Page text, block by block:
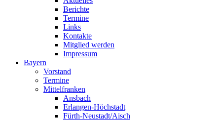
Berichte
Termine
Links
Kontakte
Mitglied werden
Impressum
Bayern
Vorstand
Termine
Mittelfranken
Ansbach
Erlangen-Höchstadt
Fürth-Neustadt/Aisch